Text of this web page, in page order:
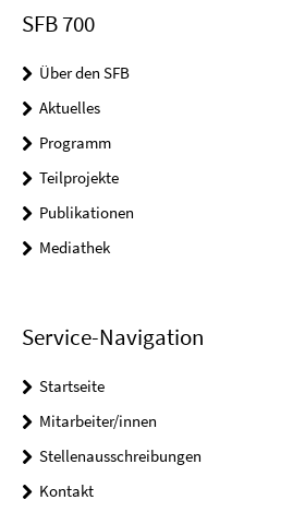
SFB 700
Über den SFB
Aktuelles
Programm
Teilprojekte
Publikationen
Mediathek
Service-Navigation
Startseite
Mitarbeiter/innen
Stellenausschreibungen
Kontakt